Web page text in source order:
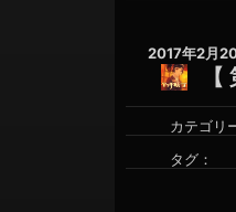
2017年2月
カテゴリ
タグ：